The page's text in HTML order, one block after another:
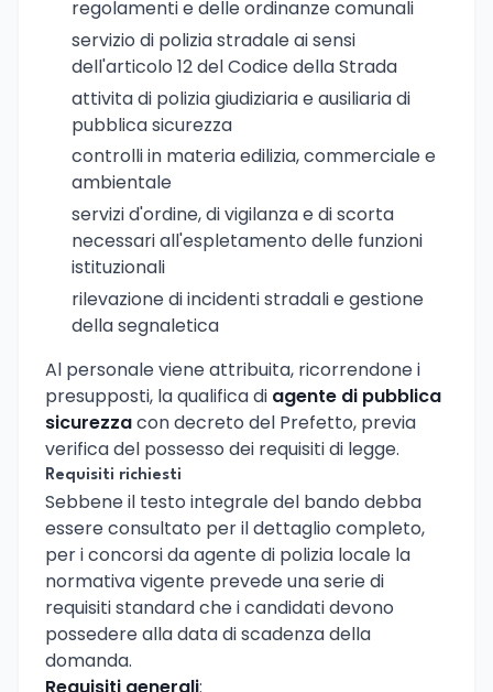
regolamenti e delle ordinanze comunali
servizio di polizia stradale ai sensi
dell'articolo 12 del Codice della Strada
attivita di polizia giudiziaria e ausiliaria di
pubblica sicurezza
controlli in materia edilizia, commerciale e
ambientale
servizi d'ordine, di vigilanza e di scorta
necessari all'espletamento delle funzioni
istituzionali
rilevazione di incidenti stradali e gestione
della segnaletica
Al personale viene attribuita, ricorrendone i
presupposti, la qualifica di agente di pubblica
sicurezzacon decreto del Prefetto, previa
verifica del possesso dei requisiti di legge.
Requisiti richiesti
Sebbene il testo integrale del bando debba
essere consultato per il dettaglio completo,
per i concorsi da agente di polizia locale la
normativa vigente prevede una serie di
requisiti standard che i candidati devono
possedere alla data di scadenza della
domanda.